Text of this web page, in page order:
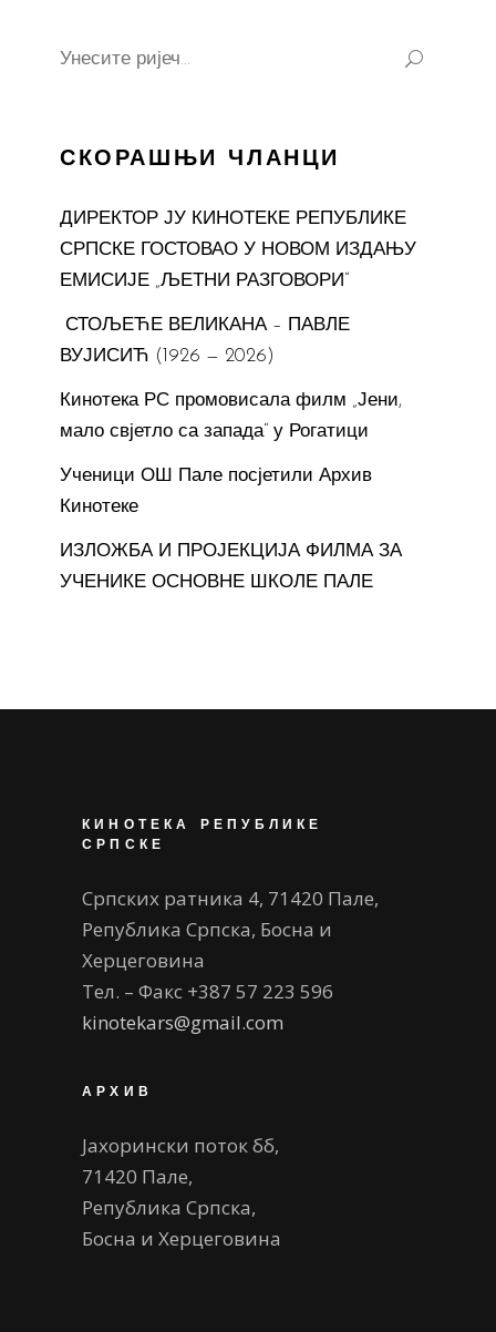
for:
СКОРАШЊИ ЧЛАНЦИ
ДИРЕКТОР ЈУ КИНОТЕКЕ РЕПУБЛИКЕ
СРПСКЕ ГОСТОВАО У НОВОМ ИЗДАЊУ
ЕМИСИЈЕ „ЉЕТНИ РАЗГОВОРИ“
СТОЉЕЋЕ ВЕЛИКАНА – ПАВЛЕ
ВУЈИСИЋ (1926 — 2026)
Кинотека РС промовисала филм „Јени,
мало свјетло са запада“ у Рогатици
Ученици ОШ Пале посјетили Архив
Кинотеке
ИЗЛОЖБА И ПРОЈЕКЦИЈА ФИЛМА ЗА
УЧЕНИКЕ ОСНОВНЕ ШКОЛЕ ПАЛЕ
КИНОТЕКА РЕПУБЛИКЕ
СРПСКЕ
Српских ратника 4, 71420 Пале,
Република Српска, Босна и
Херцеговина
Тел. – Факс +387 57 223 596
kinotekars@gmail.com
АРХИВ
Јахорински поток бб,
71420 Пале,
Република Српска,
Босна и Херцеговина